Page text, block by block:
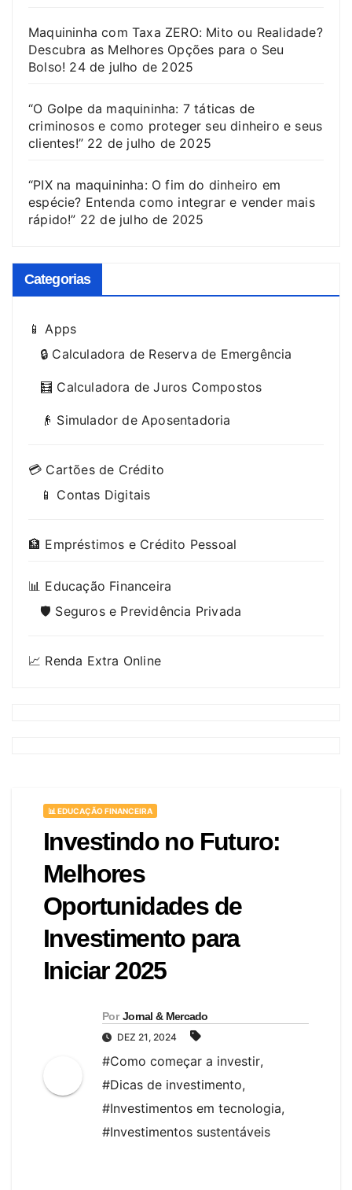
Maquininha com Taxa ZERO: Mito ou Realidade?
Descubra as Melhores Opções para o Seu
Bolso! 24 de julho de 2025
“O Golpe da maquininha: 7 táticas de
criminosos e como proteger seu dinheiro e seus
clientes!” 22 de julho de 2025
“PIX na maquininha: O fim do dinheiro em
espécie? Entenda como integrar e vender mais
rápido!” 22 de julho de 2025
Categorias
📱 Apps
🔒 Calculadora de Reserva de Emergência
🧮 Calculadora de Juros Compostos
👴 Simulador de Aposentadoria
💳 Cartões de Crédito
📱 Contas Digitais
🏦 Empréstimos e Crédito Pessoal
📊 Educação Financeira
🛡️ Seguros e Previdência Privada
📈 Renda Extra Online
📊 EDUCAÇÃO FINANCEIRA
Investindo no Futuro:
Melhores
Oportunidades de
Investimento para
Iniciar 2025
Por Jornal & Mercado
DEZ 21, 2024
#Como começar a investir,
#Dicas de investimento,
#Investimentos em tecnologia,
#Investimentos sustentáveis